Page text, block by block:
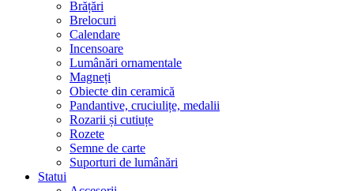
Brățări
Brelocuri
Calendare
Incensoare
Lumânări ornamentale
Magneți
Obiecte din ceramică
Pandantive, cruciulițe, medalii
Rozarii și cutiuțe
Rozete
Semne de carte
Suporturi de lumânări
Statui